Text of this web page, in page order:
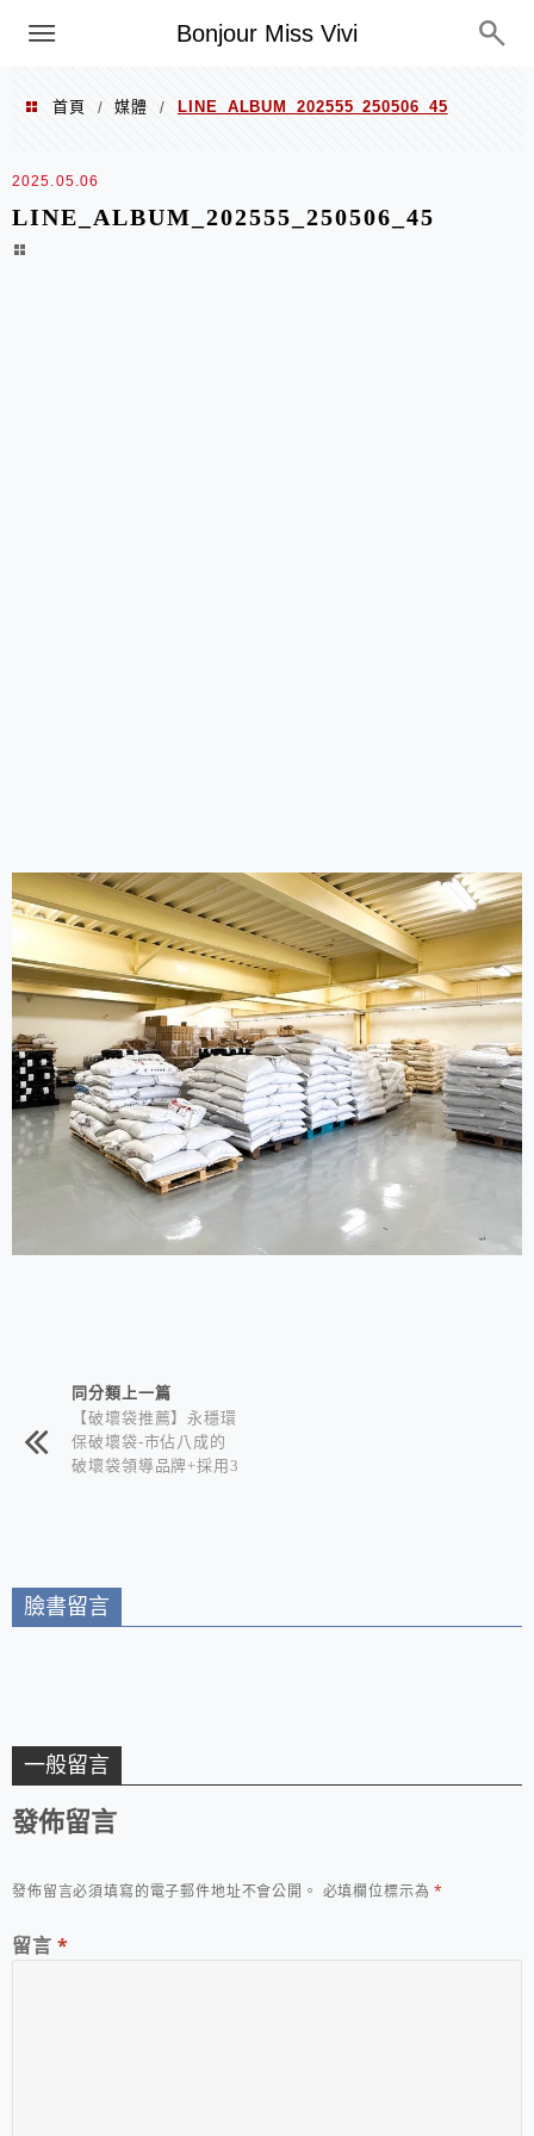
Bonjour Miss Vivi
選單
首頁 / 媒體 / LINE_ALBUM_202555_250506_45
2025.05.06
LINE_ALBUM_202555_250506_45
相連文章同分類上一篇
【破壞袋推薦】永穩環
保破壞袋-市佔八成的
破壞袋領導品牌+採用3
臉書留言
一般留言
發佈留言
發佈留言必須填寫的電子郵件地址不會公開。 必填欄位標示為*
留言 *